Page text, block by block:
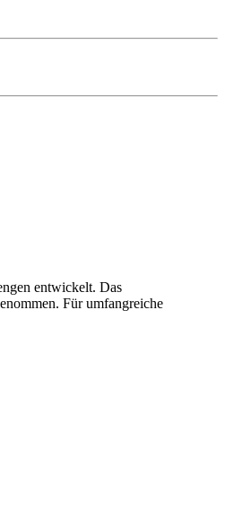
entwickelt. Das
Für umfangreiche